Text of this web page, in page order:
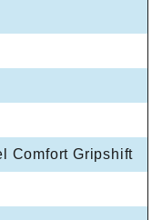
Comfort Gripshift